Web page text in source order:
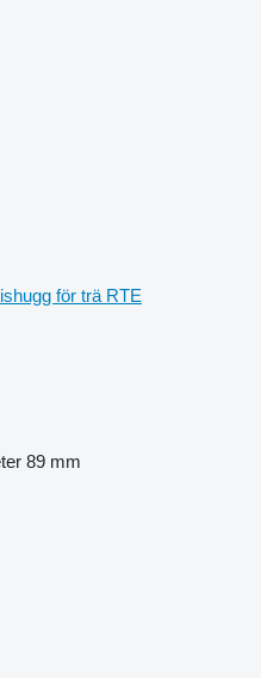
för trä RTE
89 mm